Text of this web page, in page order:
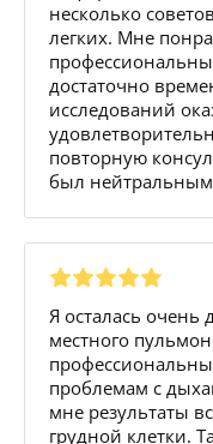
несколько
легких. Мне
достаточно
исследований
повторную
был
Я осталась
местного
проблемам с
мне результаты
грудной клетки.